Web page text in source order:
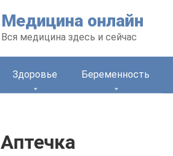
Медицина онлайн
Вся медицина здесь и сейчас
Здоровье Беременность
Аптечка